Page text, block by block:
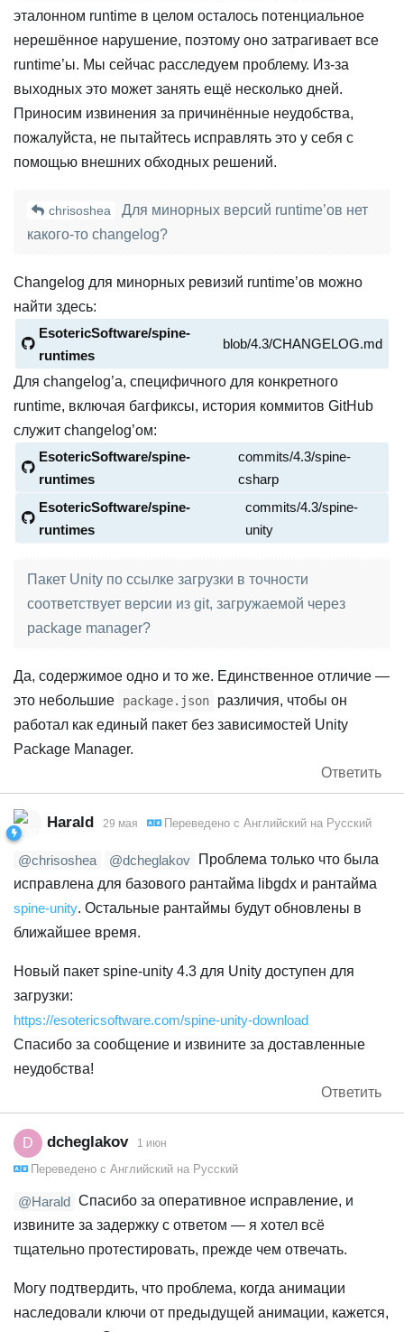
эталонном runtime в целом осталось потенциальное
нерешённое нарушение, поэтому оно затрагивает все
runtime’ы. Мы сейчас расследуем проблему. Из‑за
выходных это может занять ещё несколько дней.
Приносим извинения за причинённые неудобства,
пожалуйста, не пытайтесь исправлять это у себя с
помощью внешних обходных решений.
chrisoshea
Для минорных версий runtime’ов нет
какого‑то changelog?
Changelog для минорных ревизий runtime’ов можно
найти здесь:
EsotericSoftware/spine-
runtimes
blob/4.3/CHANGELOG.md
Для changelog’а, специфичного для конкретного
runtime, включая багфиксы, история коммитов GitHub
служит changelog’ом:
EsotericSoftware/spine-
runtimes
commits/4.3/spine-
csharp
EsotericSoftware/spine-
runtimes
commits/4.3/spine-
unity
Пакет Unity по ссылке загрузки в точности
соответствует версии из git, загружаемой через
package manager?
Да, содержимое одно и то же. Единственное отличие —
это небольшие
package.json
различия, чтобы он
работал как единый пакет без зависимостей Unity
Package Manager.
Ответить
Harald 29 мая Переведено с Английский на Русский
@chrisoshea @dcheglakov
Проблема только что была
исправлена для базового рантайма libgdx и рантайма
spine-unity. Остальные рантаймы будут обновлены в
ближайшее время.
Новый пакет spine-unity 4.3 для Unity доступен для
загрузки:
https://esotericsoftware.com/spine-unity-download
Спасибо за сообщение и извините за доставленные
неудобства!
Ответить
D dcheglakov 1 июн
Переведено с Английский на Русский
@Harald Спасибо за оперативное исправление, и
извините за задержку с ответом — я хотел всё
тщательно протестировать, прежде чем отвечать.
Могу подтвердить, что проблема, когда анимации
наследовали ключи от предыдущей анимации, кажется,